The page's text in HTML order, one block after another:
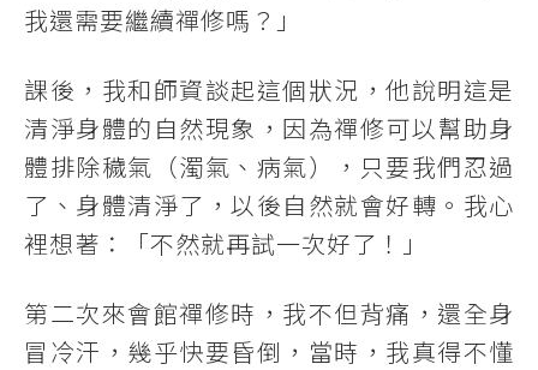
我還需要繼續禪修嗎？」
課後，我和師資談起這個狀況，他說明這是
清淨身體的自然現象，因為禪修可以幫助身
體排除穢氣（濁氣、病氣），只要我們忍過
了、身體清淨了，以後自然就會好轉。我心
裡想著：「不然就再試一次好了！」
第二次來會館禪修時，我不但背痛，還全身
冒冷汗，幾乎快要昏倒，當時，我真得不懂